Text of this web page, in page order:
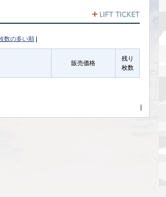
数の多い順
販売価格
残り
枚数